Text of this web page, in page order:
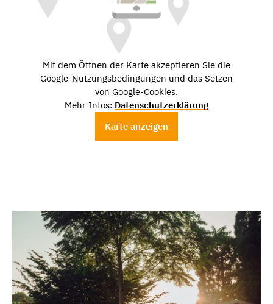
Mit dem Öffnen der Karte akzeptieren Sie die
Google-Nutzungsbedingungen und das Setzen
von Google-Cookies.
Mehr Infos: Datenschutzerklärung
Karte anzeigen